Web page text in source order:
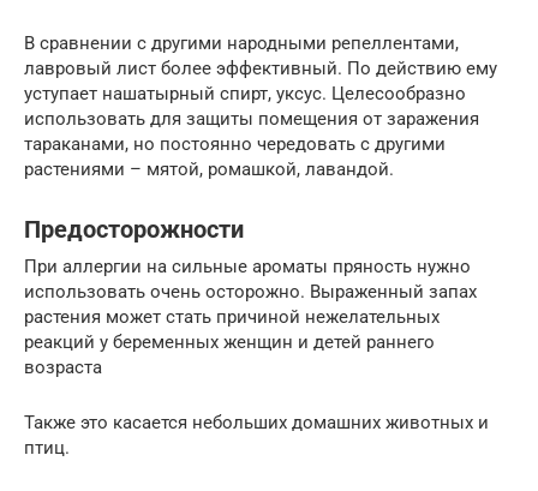
В сравнении с другими народными репеллентами,
лавровый лист более эффективный. По действию ему
уступает нашатырный спирт, уксус. Целесообразно
использовать для защиты помещения от заражения
тараканами, но постоянно чередовать с другими
растениями – мятой, ромашкой, лавандой.
Предосторожности
При аллергии на сильные ароматы пряность нужно
использовать очень осторожно. Выраженный запах
растения может стать причиной нежелательных
реакций у беременных женщин и детей раннего
возраста
Также это касается небольших домашних животных и
птиц.